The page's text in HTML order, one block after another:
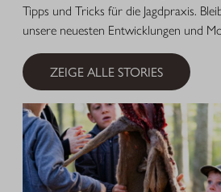
Tipps und Tricks für die Jagdpraxis.
unsere neuesten Entwicklungen und
ZEIGE ALLE STORIES